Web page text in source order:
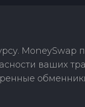
MoneySwap
ваших